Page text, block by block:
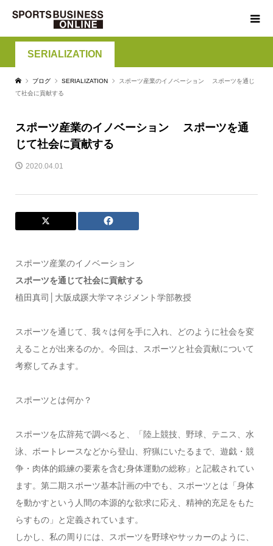
SERIALIZATION
ブログ SERIALIZATION
スポーツ産業のイノベーション スポーツを通じ
て社会に貢献する
スポーツ産業のイノベーション スポーツを通
じて社会に貢献する
2020.04.01
スポーツ産業のイノベーション
スポーツを通じて社会に貢献する
植田真司│大阪成蹊大学マネジメント学部教授
スポーツを通じて、我々は何を手に入れ、どのように社会を変
えることが出来るのか。今回は、スポーツと社会貢献について
考察してみます。
スポーツとは何か？
スポーツを広辞苑で調べると、「陸上競技、野球、テニス、水
泳、ボートレースなどから登山、狩猟にいたるまで、遊戯・競
争・肉体的鍛練の要素を含む身体運動の総称」と記載されてい
ます。第二期スポーツ基本計画の中でも、スポーツとは「身体
を動かすという人間の本源的な欲求に応え、精神的充足をもた
らすもの」と定義されています。
しかし、私の周りには、スポーツを野球やサッカーのように、